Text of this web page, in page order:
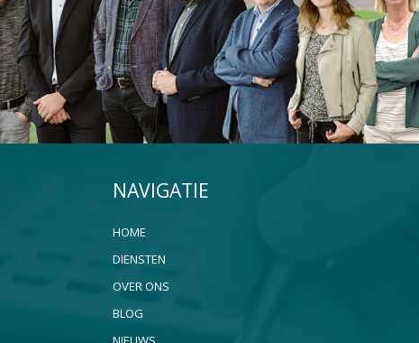
NAVIGATIE
HOME
DIENSTEN
OVER ONS
BLOG